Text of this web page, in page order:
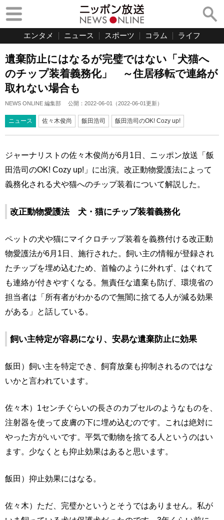
エンタメ ニュース スポーツ コラム ライフ
遺棄防止にはなるが完璧ではない「犬猫へ
のチップ装着義務化」 ～住居移転で連絡が
取れない場合も
NEWS ONLINE 編集部 公開： 2022-06-01 （2022-06-01更新）
ニュース 佐々木俊尚 飯田浩司 飯田浩司のOK! Cozy up!
ジャーナリストの佐々木俊尚が6月1日、ニッポン放送「飯
田浩司のOK! Cozy up!」に出演。改正動物愛護法によって
義務化される犬や猫へのチップ装着について解説した。
改正動物愛護法 犬・猫にチップ装着義務化
ペットの犬や猫にマイクロチップ装着を義務付ける改正動
物愛護法が6月1日、施行された。飼い主の情報が登録され
たチップを埋め込むため、首輪のように外れず、はぐれて
も連絡が付きやすくなる。無責任な遺棄も防げ、環境省の
担当者は「所有者がわかるので無闇に捨てる人が減る効果
がある」と話している。
飼い主特定が容易になり、安易な遺棄防止に効果
飯田）飼い主を特定でき、飼育放棄も抑制されるのではな
いかと言われています。
佐々木）1センチぐらいの長さのカプセルのようなものを、
注射器を使って皮膚の下に埋め込むのです。これは絶対に
やった方がいいです。平気で動物を捨てる人というのはい
ます。少なくとも抑止効果はあると思います。
飯田）抑止効果にはなる。
佐々木）ただ、完璧かというとそうではありません。私が